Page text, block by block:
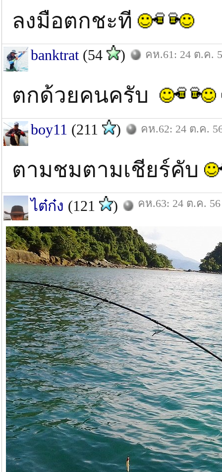
ลงมือตกชะที
banktrat(54 ) คห.61: 24 ต.ค.
ตกด้วยคนครับ
boy11 (211 ) คห.62: 24 ต.ค.
ตามชมตามเชียร์คับ
ไต๋ก๋ง (121 ) คห.63: 24 ต.ค. 56